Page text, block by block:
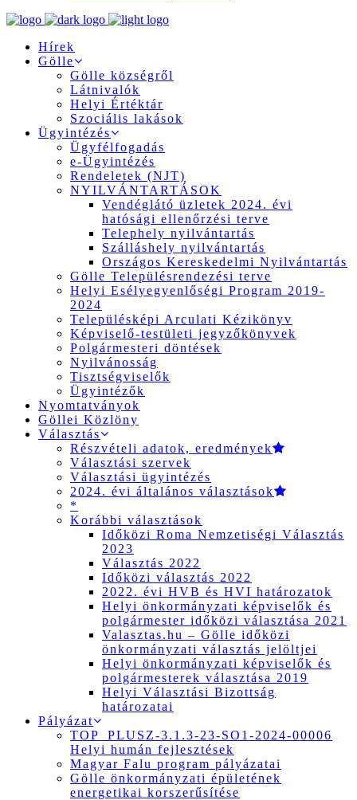
Hírek
Gölle
Gölle községről
Látnivalók
Helyi Értéktár
Szociális lakások
Ügyintézés
Ügyfélfogadás
e-Ügyintézés
Rendeletek (NJT)
NYILVÁNTARTÁSOK
Vendéglátó üzletek 2024. évi
hatósági ellenőrzési terve
Telephely nyilvántartás
Szálláshely nyilvántartás
Országos Kereskedelmi Nyilvántartás
Gölle Településrendezési terve
Helyi Esélyegyenlőségi Program 2019-
2024
Településképi Arculati Kézikönyv
Képviselő-testületi jegyzőkönyvek
Polgármesteri döntések
Nyilvánosság
Tisztségviselők
Ügyintézők
Nyomtatványok
Göllei Közlöny
Választás
Részvételi adatok, eredmények
Választási szervek
Választási ügyintézés
2024. évi általános választások
*
Korábbi választások
Időközi Roma Nemzetiségi Választás
2023
Választás 2022
Időközi választás 2022
2022. évi HVB és HVI határozatok
Helyi önkormányzati képviselők és
polgármester időközi választása 2021
Valasztas.hu – Gölle időközi
önkormányzati választás jelöltjei
Helyi önkormányzati képviselők és
polgármesterek választása 2019
Helyi Választási Bizottság
határozatai
Pályázat
TOP_PLUSZ-3.1.3-23-SO1-2024-00006
Helyi humán fejlesztések
Magyar Falu program pályázatai
Gölle önkormányzati épületének
energetikai korszerűsítése